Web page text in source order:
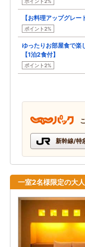
【お料理アップグレ
ポイント2%
ゆったりお部屋食で楽
【1泊2食付】
ポイント2%
新幹線/特
一室2名様限定の大